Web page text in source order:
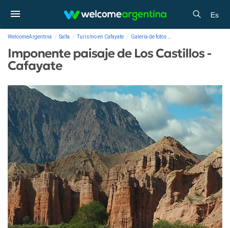
Es
WelcomeArgentina Salta Turismo en Cafayate Galería de fotos
Imponente paisaje de Los Castillos -
Cafayate